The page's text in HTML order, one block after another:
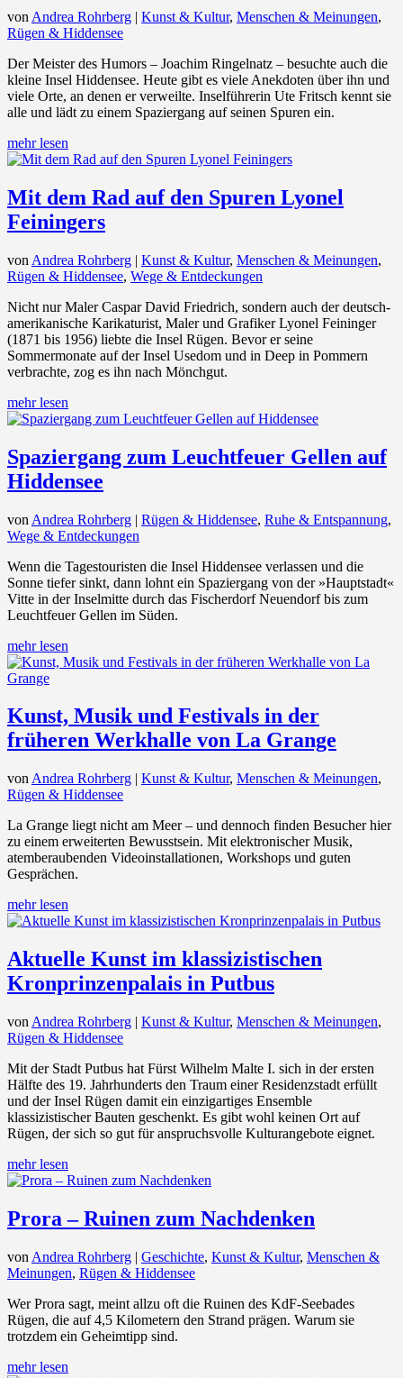
von Andrea Rohrberg | Kunst & Kultur, Menschen & Meinungen,
Rügen & Hiddensee
Der Meister des Humors – Joachim Ringelnatz – besuchte auch die
kleine Insel Hiddensee. Heute gibt es viele Anekdoten über ihn und
viele Orte, an denen er verweilte. Inselführerin Ute Fritsch kennt sie
alle und lädt zu einem Spaziergang auf seinen Spuren ein.
mehr lesen
Mit dem Rad auf den Spuren Lyonel
Feiningers
von Andrea Rohrberg | Kunst & Kultur, Menschen & Meinungen,
Rügen & Hiddensee, Wege & Entdeckungen
Nicht nur Maler Caspar David Friedrich, sondern auch der deutsch-
amerikanische Karikaturist, Maler und Grafiker Lyonel Feininger
(1871 bis 1956) liebte die Insel Rügen. Bevor er seine
Sommermonate auf der Insel Usedom und in Deep in Pommern
verbrachte, zog es ihn nach Mönchgut.
mehr lesen
Spaziergang zum Leuchtfeuer Gellen auf
Hiddensee
von Andrea Rohrberg | Rügen & Hiddensee, Ruhe & Entspannung,
Wege & Entdeckungen
Wenn die Tagestouristen die Insel Hiddensee verlassen und die
Sonne tiefer sinkt, dann lohnt ein Spaziergang von der »Hauptstadt«
Vitte in der Inselmitte durch das Fischerdorf Neuendorf bis zum
Leuchtfeuer Gellen im Süden.
mehr lesen
Kunst, Musik und Festivals in der
früheren Werkhalle von La Grange
von Andrea Rohrberg | Kunst & Kultur, Menschen & Meinungen,
Rügen & Hiddensee
La Grange liegt nicht am Meer – und dennoch finden Besucher hier
zu einem erweiterten Bewusstsein. Mit elektronischer Musik,
atemberaubenden Videoinstallationen, Workshops und guten
Gesprächen.
mehr lesen
Aktuelle Kunst im klassizistischen
Kronprinzenpalais in Putbus
von Andrea Rohrberg | Kunst & Kultur, Menschen & Meinungen,
Rügen & Hiddensee
Mit der Stadt Putbus hat Fürst Wilhelm Malte I. sich in der ersten
Hälfte des 19. Jahrhunderts den Traum einer Residenzstadt erfüllt
und der Insel Rügen damit ein einzigartiges Ensemble
klassizistischer Bauten geschenkt. Es gibt wohl keinen Ort auf
Rügen, der sich so gut für anspruchsvolle Kulturangebote eignet.
mehr lesen
Prora – Ruinen zum Nachdenken
von Andrea Rohrberg | Geschichte, Kunst & Kultur, Menschen &
Meinungen, Rügen & Hiddensee
Wer Prora sagt, meint allzu oft die Ruinen des KdF-Seebades
Rügen, die auf 4,5 Kilometern den Strand prägen. Warum sie
trotzdem ein Geheimtipp sind.
mehr lesen